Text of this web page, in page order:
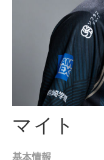
マイト
基本情報